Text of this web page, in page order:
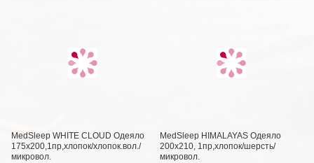
MedSleep WHITE CLOUD Одеяло
175х200,1пр,хлопок/хлопок.вол./
микровол.
MedSleep HIMALAYAS Oдеяло
200х210, 1пр,хлопок/шерсть/
микровол.